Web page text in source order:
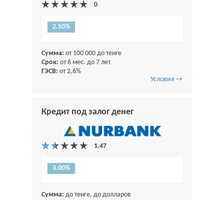
2.50%
Сумма: от 100 000 до тенге
Срок: от 6 мес. до 7 лет
ГЭСВ: от 2,6%
Условия →
Кредит под залог денег
3.00%
Сумма: до тенге, до долларов